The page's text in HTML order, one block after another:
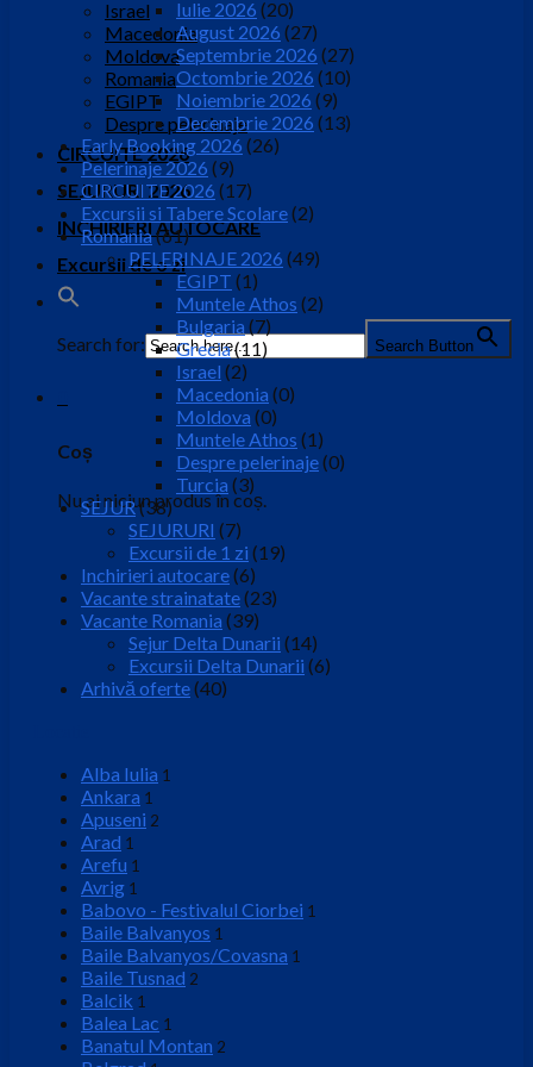
Israel
Macedonia
Moldova
Romania
EGIPT
Despre pelerinaje
CIRCUITE 2026
SEJURURI 2026
INCHIRIERI AUTOCARE
Excursii de o zi
Search for: Search Button
Coș
Nu ai niciun produs în coș.
Iulie 2026 (20)
August 2026 (27)
Septembrie 2026 (27)
Octombrie 2026 (10)
Noiembrie 2026 (9)
Decembrie 2026 (13)
Early Booking 2026 (26)
Pelerinaje 2026 (9)
CIRCUITE 2026 (17)
Excursii si Tabere Scolare(2)
Romania(61)
PELERINAJE 2026 (49)
EGIPT (1)
Muntele Athos (2)
Bulgaria (7)
Grecia(11)
Israel (2)
Macedonia (0)
Moldova (0)
Muntele Athos (1)
Despre pelerinaje(0)
Turcia (3)
SEJUR(38)
SEJURURI (7)
Excursii de 1 zi (19)
Inchirieri autocare(6)
Vacante strainatate(23)
Vacante Romania (39)
Sejur Delta Dunarii (14)
Excursii Delta Dunarii (6)
Arhivă oferte(40)
Alba Iulia 1
Ankara 1
Apuseni 2
Arad 1
Arefu 1
Avrig 1
Babovo - Festivalul Ciorbei 1
Baile Balvanyos 1
Baile Balvanyos/Covasna 1
Baile Tusnad 2
Balcik 1
Balea Lac 1
Banatul Montan 2